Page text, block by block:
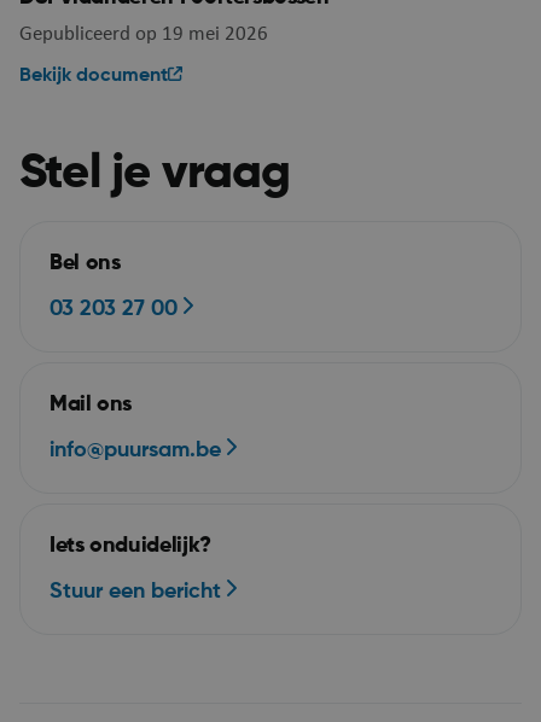
Gepubliceerd op 19 mei 2026
Bekijk document
Stel je vraag
Bel ons
03 203 27 00
Mail ons
info@puursam.be
Iets onduidelijk?
Stuur een bericht
ASP.NET_SessionId